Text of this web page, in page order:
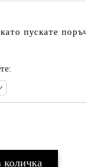
пускате